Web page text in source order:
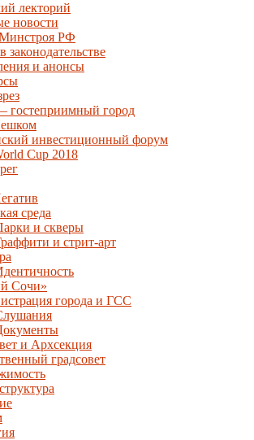
лекторий
новости
РФ
законодательстве
и анонсы
гостеприимный город
инвестиционный форум
Cup 2018
среда
и скверы
и стрит-арт
Сочи»
города и ГСС
и Архсекция
градсовет